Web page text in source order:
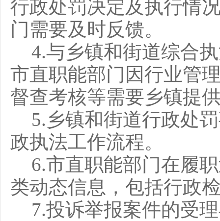
行政处罚决定及执行情
门需要及时反馈。
4.与乡镇和街道综合
市直职能部门因行业管
督查考核等需要乡镇提
5.乡镇和街道行政处
政执法工作流程。
6.市直职能部门在履
类动态信息，包括行政
7.投诉举报案件的受